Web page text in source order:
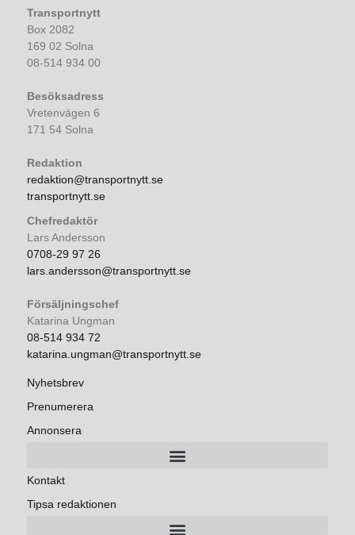
Transportnytt
Box 2082
169 02 Solna
08-514 934 00
Besöksadress
Vretenvägen 6
171 54 Solna
Redaktion
redaktion@transportnytt.se
transportnytt.se
Chefredaktör
Lars Andersson
0708-29 97 26
lars.andersson@transportnytt.se
Försäljningschef
Katarina Ungman
08-514 934 72
katarina.ungman@transportnytt.se
Nyhetsbrev
Prenumerera
Annonsera
Kontakt
Tipsa redaktionen